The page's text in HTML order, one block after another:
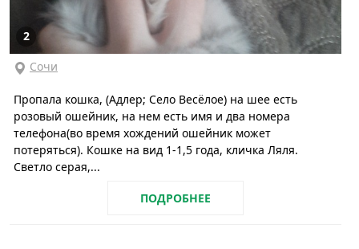
2
Сочи
Пропала кошка, (Адлер; Село Весёлое) на шее есть
розовый ошейник, на нем есть имя и два номера
телефона(во время хождений ошейник может
потеряться). Кошке на вид 1-1,5 года, кличка Ляля.
Светло серая,...
ПОДРОБНЕЕ